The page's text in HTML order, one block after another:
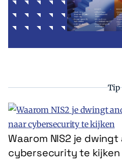
Tip
Waarom NIS2 je
cybersecurity te kijken